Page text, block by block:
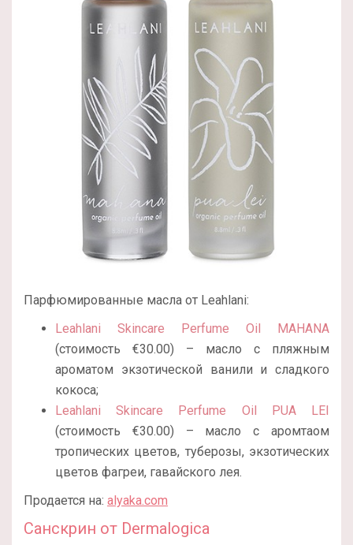
Парфюмированные масла от Leahlani:
Leahlani Skincare Perfume Oil MAHANA
(стоимость €30.00) – масло с пляжным
ароматом экзотической ванили и сладкого
кокоса;
Leahlani Skincare Perfume Oil PUA LEI
(стоимость €30.00) – масло с аромтаом
тропических цветов, туберозы, экзотических
цветов фагреи, гавайского лея.
Продается на: alyaka.com
Санскрин от Dermalogica